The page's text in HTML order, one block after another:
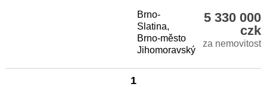
Brno-
Slatina,
Brno-město
Jihomoravský
5 330 000
czk
za nemovitost
1